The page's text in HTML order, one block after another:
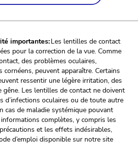
importantes:Les lentilles de contact
pour la correction de la vue. Comme
des problèmes oculaires,
cornéens, peuvent apparaître. Certains
ressentir une légère irritation, des
gêne. Les lentilles de contact ne doivent
d’infections oculaires ou de toute autre
cas de maladie systémique pouvant
complètes, y compris les
et les effets indésirables,
d’emploi disponible sur notre site